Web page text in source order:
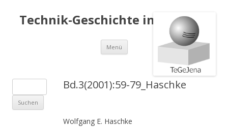
Technik-Geschichte in Jena e.V.
Menü Springe
Inhalt
Bd.3(2001):59-79_Haschke
Wolfgang E. Haschke
u
c